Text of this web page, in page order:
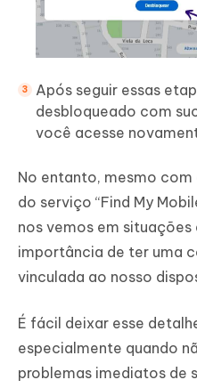
Após seguir essas
desbloqueado com
você acesse
No entanto, mesmo
do serviço “Find My
nos vemos em situações
importância de ter uma
vinculada ao nosso
É fácil deixar esse
especialmente quando
problemas imediatos de